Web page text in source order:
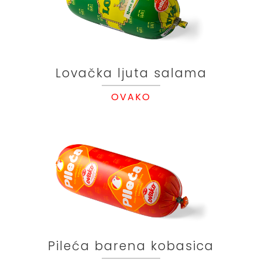
Lovačka ljuta salama
OVAKO
Pileća barena kobasica